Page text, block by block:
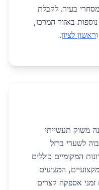
בעיר. לקבלת
באזור המרכז,
וראשון לציון.
משוק תעשייתי
לשערי ברזל
המקומיים כוללים
המציעים
זמני אספקה קצרים